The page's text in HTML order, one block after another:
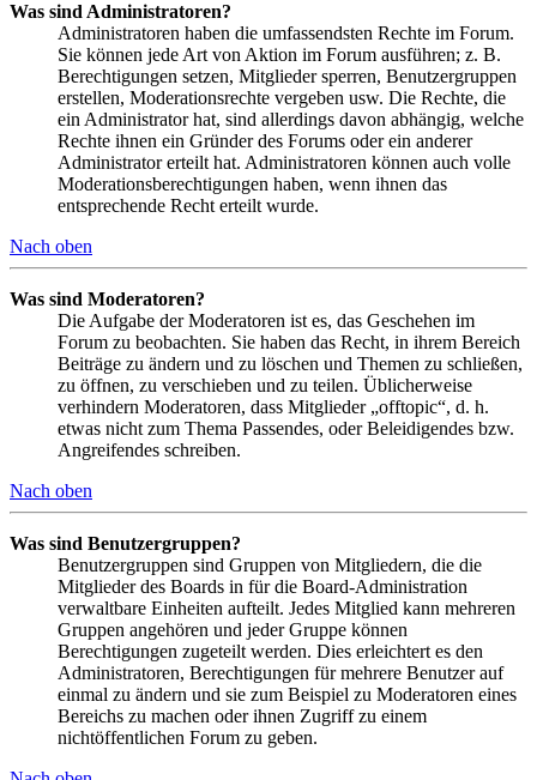
Was sind Administratoren?
Administratoren haben die umfassendsten Rechte im Forum.
Sie können jede Art von Aktion im Forum ausführen; z. B.
Berechtigungen setzen, Mitglieder sperren, Benutzergruppen
erstellen, Moderationsrechte vergeben usw. Die Rechte, die
ein Administrator hat, sind allerdings davon abhängig, welche
Rechte ihnen ein Gründer des Forums oder ein anderer
Administrator erteilt hat. Administratoren können auch volle
Moderationsberechtigungen haben, wenn ihnen das
entsprechende Recht erteilt wurde.
Nach oben
Was sind Moderatoren?
Die Aufgabe der Moderatoren ist es, das Geschehen im
Forum zu beobachten. Sie haben das Recht, in ihrem Bereich
Beiträge zu ändern und zu löschen und Themen zu schließen,
zu öffnen, zu verschieben und zu teilen. Üblicherweise
verhindern Moderatoren, dass Mitglieder „offtopic“, d. h.
etwas nicht zum Thema Passendes, oder Beleidigendes bzw.
Angreifendes schreiben.
Nach oben
Was sind Benutzergruppen?
Benutzergruppen sind Gruppen von Mitgliedern, die die
Mitglieder des Boards in für die Board-Administration
verwaltbare Einheiten aufteilt. Jedes Mitglied kann mehreren
Gruppen angehören und jeder Gruppe können
Berechtigungen zugeteilt werden. Dies erleichtert es den
Administratoren, Berechtigungen für mehrere Benutzer auf
einmal zu ändern und sie zum Beispiel zu Moderatoren eines
Bereichs zu machen oder ihnen Zugriff zu einem
nichtöffentlichen Forum zu geben.